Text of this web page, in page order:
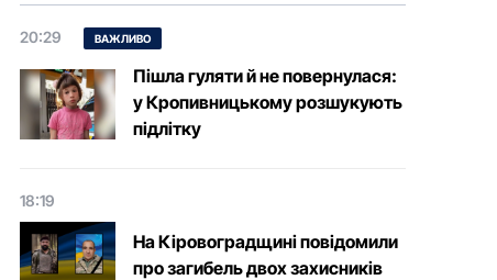
20:29 ВАЖЛИВО
Пішла гуляти й не повернулася:
у Кропивницькому розшукують
підлітку
18:19
На Кіровоградщині повідомили
про загибель двох захисників